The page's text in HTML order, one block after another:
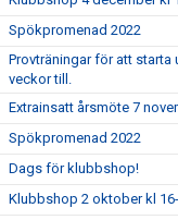
Spökpromenad 2022
Provträningar för att
veckor till.
Extrainsatt årsmöte 7
Spökpromenad 2022
Dags för klubbshop!
Klubbshop 2 oktober kl